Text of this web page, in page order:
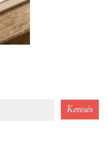
Keresés